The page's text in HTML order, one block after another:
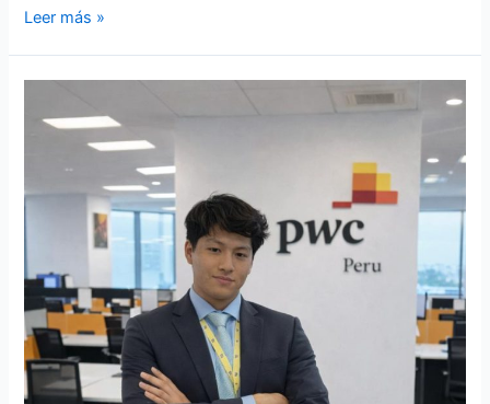
Leer más »
Facultad
de
Economía
de
la
Universidad
Científica
del